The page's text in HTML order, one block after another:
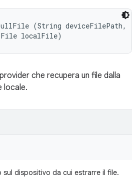
(String deviceFilePath,
localFile)
che recupera un file dalla
locale.
sul dispositivo da cui estrarre il file.